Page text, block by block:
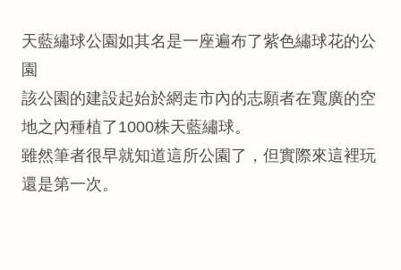
天藍繡球公園如其名是一座遍布了紫色繡球花的公
園
該公園的建設起始於網走市內的志願者在寬廣的空
地之內種植了1000株天藍繡球。
雖然筆者很早就知道這所公園了，但實際來這裡玩
還是第一次。